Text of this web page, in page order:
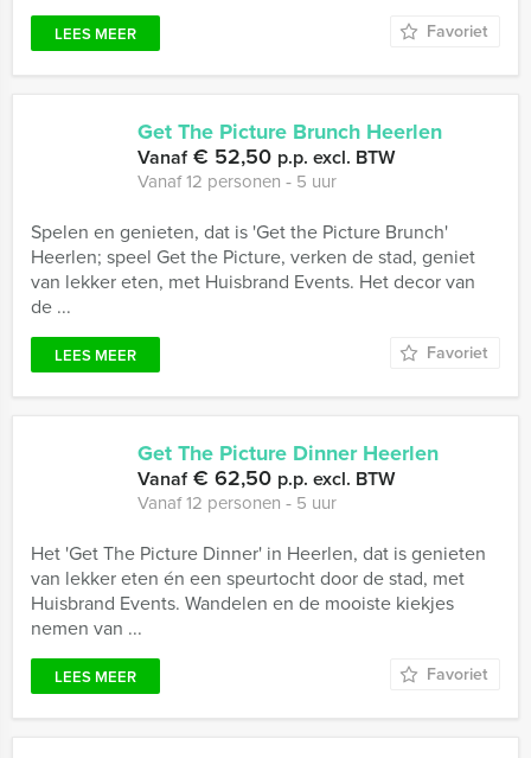
LEES MEER Favoriet
Get The Picture Brunch Heerlen
Vanaf€ 52,50 p.p. excl. BTW
Vanaf 12 personen ‐ 5 uur
Spelen en genieten, dat is 'Get the Picture Brunch'
Heerlen; speel Get the Picture, verken de stad, geniet
van lekker eten, met Huisbrand Events. Het decor van
de ...
LEES MEER Favoriet
Get The Picture Dinner Heerlen
Vanaf€ 62,50 p.p. excl. BTW
Vanaf 12 personen ‐ 5 uur
Het 'Get The Picture Dinner' in Heerlen, dat is genieten
van lekker eten én een speurtocht door de stad, met
Huisbrand Events. Wandelen en de mooiste kiekjes
nemen van ...
LEES MEER Favoriet